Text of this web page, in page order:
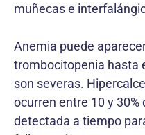
muñecas e
Anemia puede
trombocitopenia hasta
son severas.
ocurren entre 10 y
detectada a tiempo